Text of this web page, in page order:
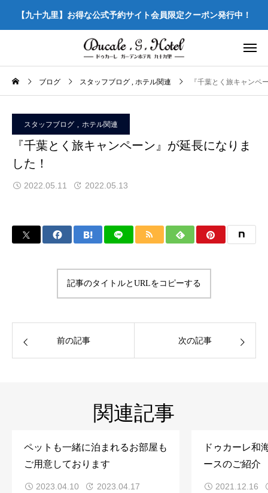
【九十九里】お得な公式予約サイト会員限定クーポン発行中！
ブログ スタッフブログ ホテル関連 『千葉とく旅キャンペ
スタッフブログ ホテル関連
『千葉とく旅キャンペーン』が延長になりま
した！
2022.05.11 2022.05.13
記事のタイトルとURLをコピーする
前の記事 次の記事
関連記事
ペットも一緒に泊まれるお部屋も
ご用意しております
2023.04.10 2023.04.17
ドゥカーレ和
ースのご紹介
2021.12.16